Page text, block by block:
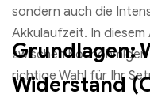
sondern auch die
Akkulaufzeit. In
zwischen
richtige Wahl für Ihr
Grundlagen:
Widerstand